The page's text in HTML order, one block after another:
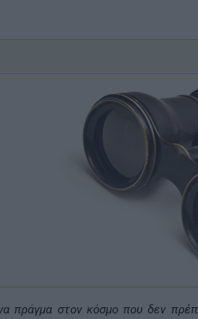
πράγμα στον κόσμο που δεν